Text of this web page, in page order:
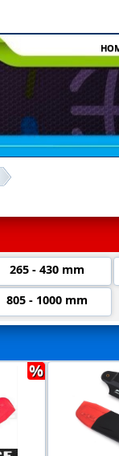
265 - 430 mm
805 - 1000 mm
%